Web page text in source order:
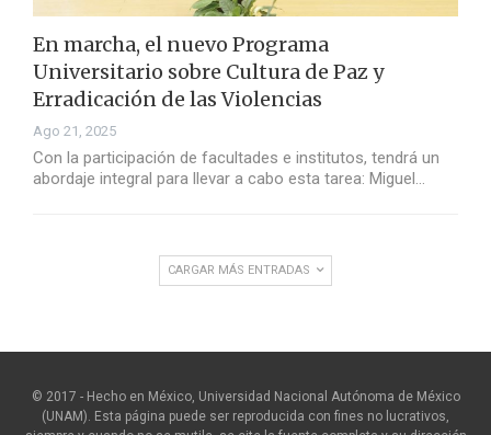
En marcha, el nuevo Programa
Universitario sobre Cultura de Paz y
Erradicación de las Violencias
Ago 21, 2025
Con la participación de facultades e institutos, tendrá un
abordaje integral para llevar a cabo esta tarea: Miguel…
CARGAR MÁS ENTRADAS
© 2017 - Hecho en México, Universidad Nacional Autónoma de México
(UNAM). Esta página puede ser reproducida con fines no lucrativos,